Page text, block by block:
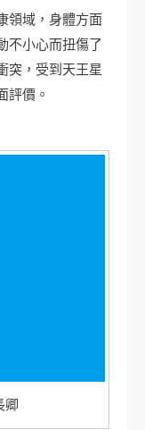
領域，身體方面
不小心而扭傷了
突，受到天王星
評價。
卿